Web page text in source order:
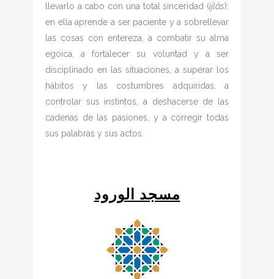
llevarlo a cabo con una total sinceridad (ijlâs);
en ella aprende a ser paciente y a sobrellevar
las cosas con entereza, a combatir su alma
egoica, a fortalecer su voluntad y a ser
disciplinado en las situaciones, a superar los
hábitos y las costumbres adquiridas, a
controlar sus instintos, a deshacerse de las
cadenas de las pasiones, y a corregir todas
sus palabras y sus actos.
مسجد الورود